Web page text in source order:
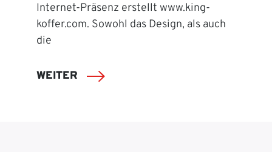
Internet-Präsenz erstellt www.king-
koffer.com. Sowohl das Design, als auch
die
WEITER